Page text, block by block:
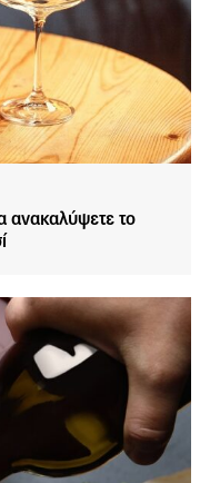
ανακαλύψετε το